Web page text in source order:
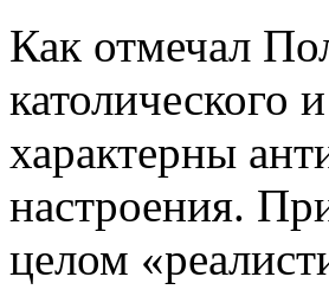
Как отмечал
католического
характерны
настроения.
целом